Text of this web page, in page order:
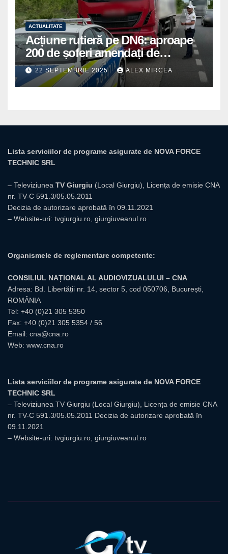
ACTUALITATE
Acțiune rutieră pe DN6: aproape
200 de șoferi amendați de
polițiștii din Mihăilești
22 SEPTEMBRIE 2025 ALEX MIRCEA
Lista serviciilor de programe asigurate de NOVA FORCE
TECHNIC SRL
– Televiziunea TV Giurgiu (Local Giurgiu), Licența de emisie CNA
nr. TV-C 591.3/05.05.2011
Decizia de autorizare aprobată în 09.11.2021
– Website-uri: tvgiurgiu.ro giurgiuveanul.ro
Organismele de reglementare competente:
CONSILIUL NAȚIONAL AL AUDIOVIZUALULUI – CNA
Adresa: Bd. Libertății nr. 14, sector 5, cod 050706, București,
ROMÂNIA
Tel: +40 (0)21 305 5350
Fax: +40 (0)21 305 5354 / 56
Email: cna@cna.ro
Web: www.cna.ro
Lista serviciilor de programe asigurate de NOVA FORCE
TECHNIC SRL
– Televiziunea TV Giurgiu (Local Giurgiu), Licența de emisie CNA
nr. TV-C 591.3/05.05.2011 Decizia de autorizare aprobată în
09.11.2021
– Website-uri: tvgiurgiu.ro, giurgiuveanul.ro